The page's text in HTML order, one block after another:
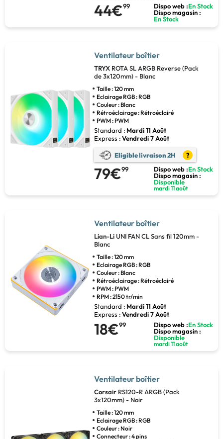
44€99 Dispo web :En Stock
Dispo magasin :
En Stock
Ventilateur boîtier
TRYX ROTA SL ARGB Reverse (Pack
de 3x120mm) - Blanc
Taille : 120 mm
Eclairage RGB : RGB
Couleur : Blanc
Rétroéclairage : Rétroéclairé
PWM : PWM
Standard : Mardi 11 Août
Express :Vendredi 7 Août
Eligible livraison 2H ?
79€99 Dispo web :En Stock
Dispo magasin :
Disponible
mardi 11 août
Ventilateur boîtier
Lian-LiUNI FAN CL Sans fil 120mm -
Blanc
Taille : 120 mm
Eclairage RGB : RGB
Couleur : Blanc
Rétroéclairage : Rétroéclairé
PWM : PWM
RPM : 2150 tr/min
Standard : Mardi 11 Août
Express :Vendredi 7 Août
18€99 Dispo web :En Stock
Dispo magasin :
Disponible
mardi 11 août
Ventilateur boîtier
Corsair RS120-R ARGB (Pack
3x120mm) - Noir
Taille : 120 mm
Eclairage RGB : RGB
Couleur : Noir
Connecteur : 4 pins